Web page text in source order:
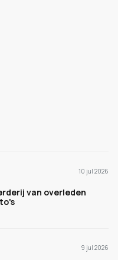
10 jul 2026
van overleden
9 jul 2026